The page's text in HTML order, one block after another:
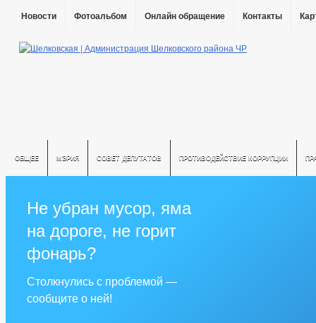
Новости Фотоальбом Онлайн обращение Контакты
ОБЩЕЕ МЭРИЯ СОВЕТ ДЕПУТАТОВ ПРОТИВОДЕЙСТВИЕ КОРРУПЦИИ
Не убран мусор, яма
на дороге, не горит
фонарь?
Столкнулись с проблемой —
сообщите о ней!